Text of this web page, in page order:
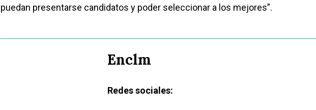
puedan presentarse candidatos y poder seleccionar a los mejores”.
Enclm
Redes sociales: